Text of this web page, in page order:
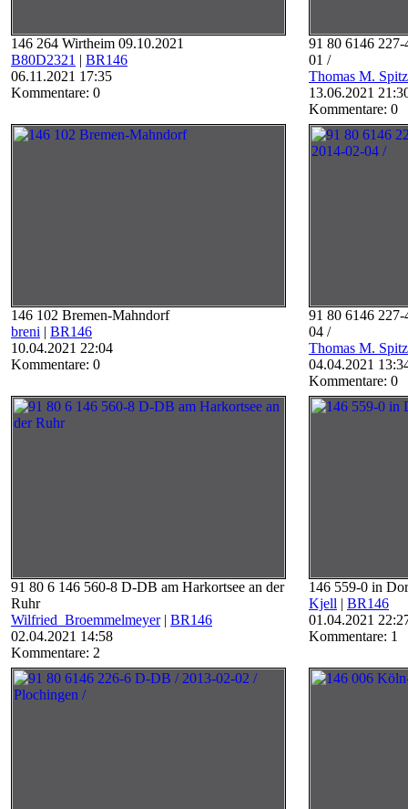
146 264 Wirtheim 09.10.2021
B80D2321 | BR146
06.11.2021 17:35
Kommentare: 0
91 80 6146
01 /
Thomas M.
13.06.2021
Kommentare: 0
146 102 Bremen-Mahndorf
breni | BR146
10.04.2021 22:04
Kommentare: 0
91 80 6146
04 /
Thomas M.
04.04.2021
Kommentare: 0
91 80 6 146 560-8 D-DB am Harkortsee an der
Ruhr
Wilfried_Broemmelmeyer| BR146
02.04.2021 14:58
Kommentare: 2
146 559-0 in
Kjell | BR146
01.04.2021
Kommentare: 1